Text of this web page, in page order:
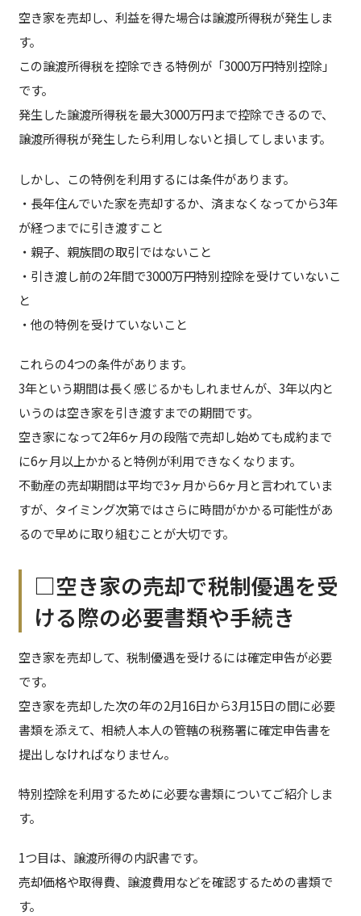
空き家を売却し、利益を得た場合は譲渡所得税が発生しま
す。
この譲渡所得税を控除できる特例が「3000万円特別控除」
です。
発生した譲渡所得税を最大3000万円まで控除できるので、
譲渡所得税が発生したら利用しないと損してしまいます。
しかし、この特例を利用するには条件があります。
・長年住んでいた家を売却するか、済まなくなってから3年
が経つまでに引き渡すこと
・親子、親族間の取引ではないこと
・引き渡し前の2年間で3000万円特別控除を受けていないこ
と
・他の特例を受けていないこと
これらの4つの条件があります。
3年という期間は長く感じるかもしれませんが、3年以内と
いうのは空き家を引き渡すまでの期間です。
空き家になって2年6ヶ月の段階で売却し始めても成約まで
に6ヶ月以上かかると特例が利用できなくなります。
不動産の売却期間は平均で3ヶ月から6ヶ月と言われていま
すが、タイミング次第ではさらに時間がかかる可能性があ
るので早めに取り組むことが大切です。
□空き家の売却で税制優遇を受
ける際の必要書類や手続き
空き家を売却して、税制優遇を受けるには確定申告が必要
です。
空き家を売却した次の年の2月16日から3月15日の間に必要
書類を添えて、相続人本人の管轄の税務署に確定申告書を
提出しなければなりません。
特別控除を利用するために必要な書類についてご紹介しま
す。
1つ目は、譲渡所得の内訳書です。
売却価格や取得費、譲渡費用などを確認するための書類で
す。